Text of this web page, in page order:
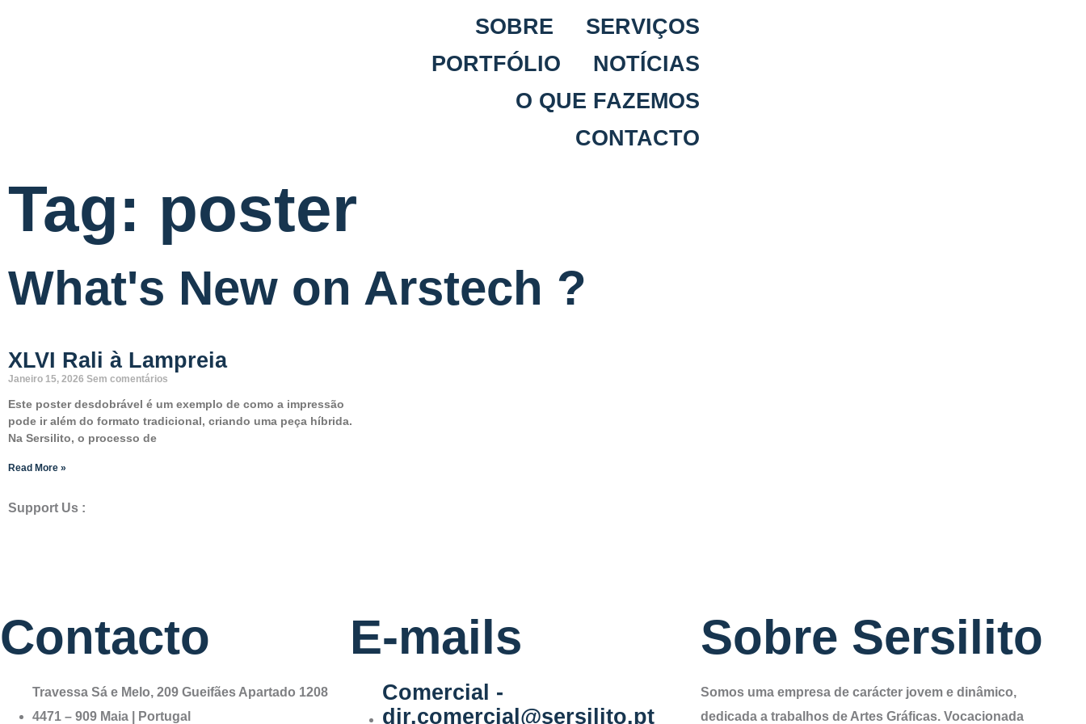
SOBRE
SERVIÇOS
PORTFÓLIO
NOTÍCIAS
O QUE FAZEMOS
CONTACTO
Tag: poster
What's New on Arstech ?
XLVI Rali à Lampreia
Janeiro 15, 2026 Sem comentários
Este poster desdobrável é um exemplo de como a impressão
pode ir além do formato tradicional, criando uma peça híbrida.
Na Sersilito, o processo de
Read More »
Support Us :
Contacto
Travessa Sá e Melo, 209 Gueifães Apartado 1208
4471 – 909 Maia | Portugal
E-mails
Comercial -
dir.comercial@sersilito.pt
Sobre Sersilito
Somos uma empresa de carácter jovem e dinâmico,
dedicada a trabalhos de Artes Gráficas. Vocacionada